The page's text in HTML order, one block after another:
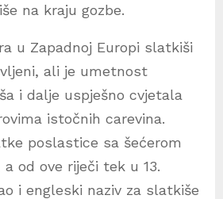
na kraju gozbe.
u Zapadnoj Europi slatkiši
ali je umetnost
i dalje uspješno cvjetala
istočnih carevina.
poslastice sa šećerom
a od ove riječi tek u 13.
i engleski naziv za slatkiše